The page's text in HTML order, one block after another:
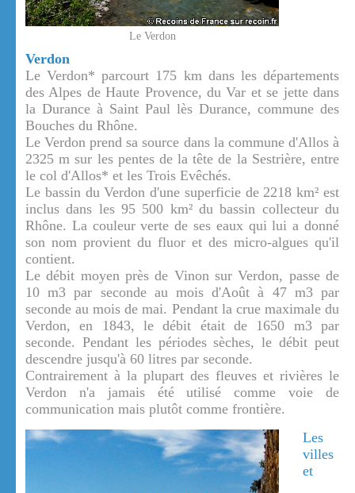
Le Verdon
Verdon
Le Verdon* parcourt 175 km dans les départements
des Alpes de Haute Provence, du Var et se jette dans
la Durance à Saint Paul lès Durance, commune des
Bouches du Rhône.
Le Verdon prend sa source dans la commune d'Allos à
2325 m sur les pentes de la tête de la Sestrière, entre
le col d'Allos* et les Trois Evêchés.
Le bassin du Verdon d'une superficie de 2218 km² est
inclus dans les 95 500 km² du bassin collecteur du
Rhône. La couleur verte de ses eaux qui lui a donné
son nom provient du fluor et des micro-algues qu'il
contient.
Le débit moyen près de Vinon sur Verdon, passe de
10 m3 par seconde au mois d'Août à 47 m3 par
seconde au mois de mai. Pendant la crue maximale du
Verdon, en 1843, le débit était de 1650 m3 par
seconde. Pendant les périodes sèches, le débit peut
descendre jusqu'à 60 litres par seconde.
Contrairement à la plupart des fleuves et rivières le
Verdon n'a jamais été utilisé comme voie de
communication mais plutôt comme frontière.
Les
villes
et